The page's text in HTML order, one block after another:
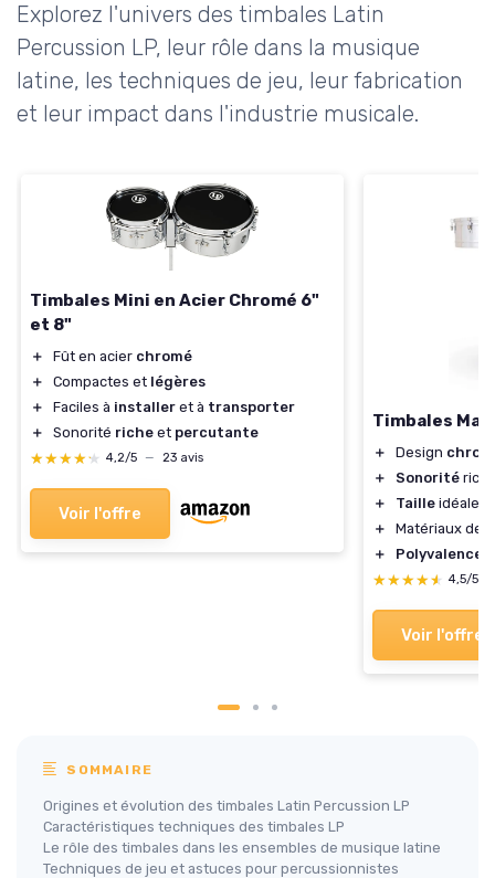
Explorez l'univers des timbales Latin
Percussion LP, leur rôle dans la musique
latine, les techniques de jeu, leur fabrication
et leur impact dans l'industrie musicale.
Timbales Mini en Acier Chromé 6"
et 8"
＋ Fût en acier chromé
＋
Compactes et légères
＋
Faciles à installer et à transporter
＋
Sonorité riche et percutante
★★★★★
★★★★★ 4,2/5 — 23 avis
Voir l'offre
Timbales
＋ Design
＋
Sonorité
＋
Taille idéale
＋
Matériaux de
＋
Polyvalence
★★★★★
★★★★★ 4,5/5
Voir l'offre
SOMMAIRE
Origines et évolution des timbales Latin Percussion LP
Caractéristiques techniques des timbales LP
Le rôle des timbales dans les ensembles de musique latine
Techniques de jeu et astuces pour percussionnistes